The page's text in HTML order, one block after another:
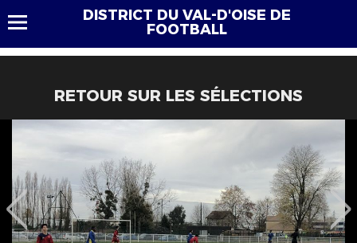
DISTRICT DU VAL-D'OISE DE
FOOTBALL
RETOUR SUR LES SÉLECTIONS